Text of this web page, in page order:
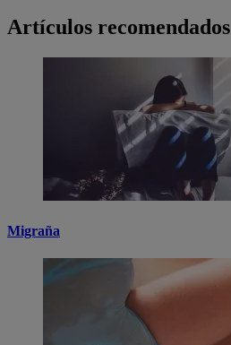
Artículos recomendados
Migraña